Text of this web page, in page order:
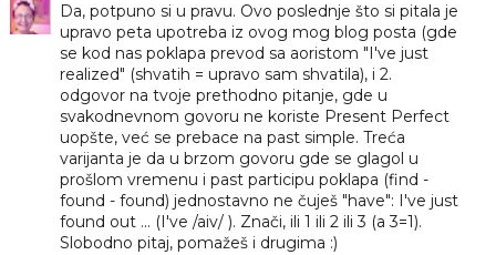
Da, potpuno si u pravu. Ovo poslednje što si pitala je
upravo peta upotreba iz ovog mog blog posta (gde
se kod nas poklapa prevod sa aoristom "I've just
realized" (shvatih = upravo sam shvatila), i 2.
odgovor na tvoje prethodno pitanje, gde u
svakodnevnom govoru ne koriste Present Perfect
uopšte, već se prebace na past simple. Treća
varijanta je da u brzom govoru gde se glagol u
prošlom vremenu i past participu poklapa (find -
found - found) jednostavno ne čuješ "have": I've just
found out ... (I've /aiv/ ). Znači, ili 1 ili 2 ili 3 (a 3=1).
Slobodno pitaj, pomažeš i drugima :)